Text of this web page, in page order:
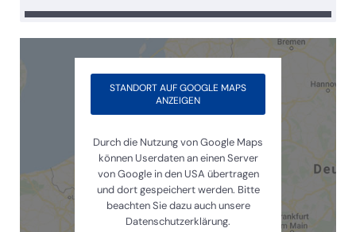
STANDORT AUF GOOGLE MAPS
ANZEIGEN
Durch die Nutzung von Google Maps
können Userdaten an einen Server
von Google in den USA übertragen
und dort gespeichert werden. Bitte
beachten Sie dazu auch unsere
Datenschutzerklärung.